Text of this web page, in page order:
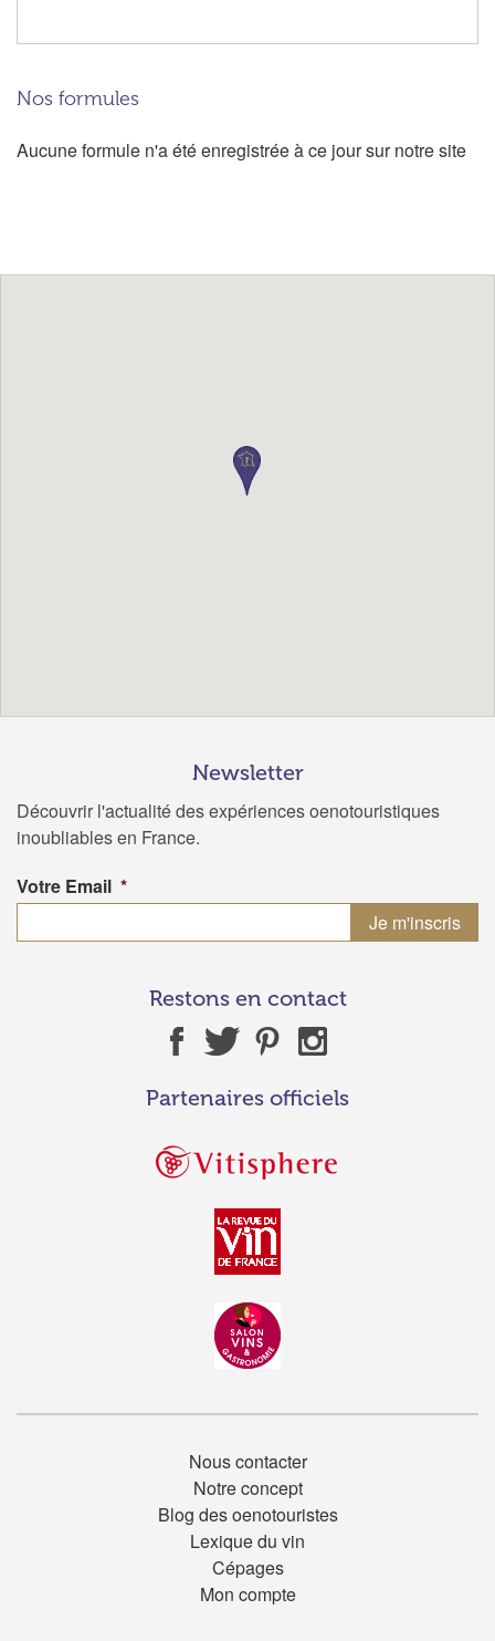
Nos formules
Aucune formule n'a été enregistrée à ce jour sur notre site
Newsletter
Découvrir l'actualité des expériences oenotouristiques
inoubliables en France.
Votre Email *
Restons en contact
Partenaires officiels
Nous contacter
Notre concept
Blog des oenotouristes
Lexique du vin
Cépages
Mon compte